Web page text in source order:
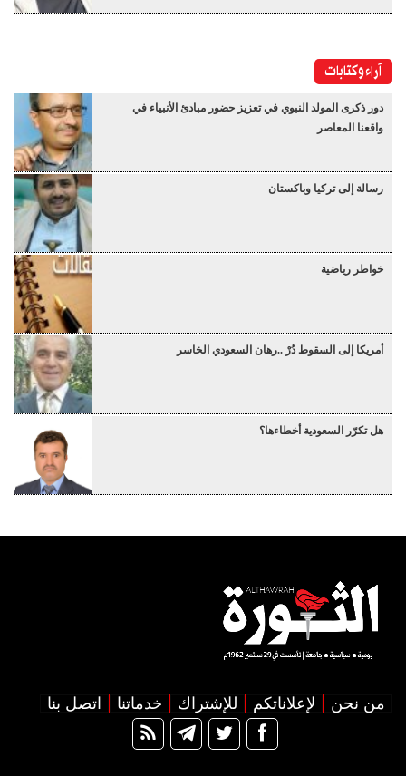
آراء وكتابات
دور ذكرى المولد النبوي في تعزيز حضور مبادئ الأنبياء في
واقعنا المعاصر
رسالة إلى تركيا وباكستان
خواطر رياضية
أمريكا إلى السقوط دُرْ ..رهان السعودي الخاسر
هل تكرّر السعودية أخطاءها؟
من نحن لإعلاناتكم للإشتراك خدماتنا اتصل بنا